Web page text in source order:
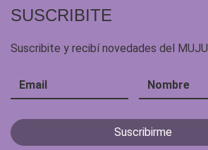
SUSCRIBITE
Suscribite y recibí novedades del MUJU